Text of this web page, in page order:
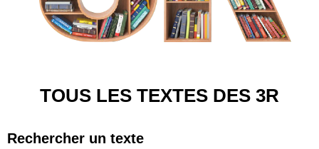
TOUS LES TEXTES DES 3R
Rechercher un texte